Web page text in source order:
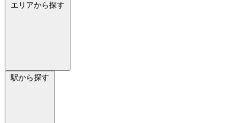
エリアから探す
駅から探す